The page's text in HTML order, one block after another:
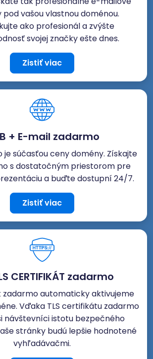
vašou vlastnou doménou.
ako profesionál a zvýšte
svojej značky ešte dnes.
Zistiť viac
+ E-mail zadarmo
je súčasťou ceny domény. Získajte
s dostatočným priestorom pre
a buďte dostupní 24/7.
Zistiť viac
CERTIFIKÁT zadarmo
zadarmo automaticky aktivujeme
Vďaka TLS certifikátu zadarmo
návštevníci istotu bezpečného
stránky budú lepšie hodnotené
vyhľadávačmi.